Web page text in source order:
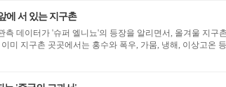
에 서 있는 지구촌
측 데이터가 '슈퍼 엘니뇨'의 등장을 알리면서, 올겨울 지구
있다. 현재 이미 지구촌 곳곳에서는 홍수와 폭우, 가뭄, 냉해, 이상고온